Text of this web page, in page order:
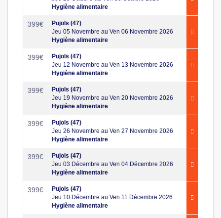
Hygiène alimentaire
399€
Pujols (47)
Jeu 05 Novembre au Ven 06 Novembre 2026
Hygiène alimentaire
399€
Pujols (47)
Jeu 12 Novembre au Ven 13 Novembre 2026
Hygiène alimentaire
399€
Pujols (47)
Jeu 19 Novembre au Ven 20 Novembre 2026
Hygiène alimentaire
399€
Pujols (47)
Jeu 26 Novembre au Ven 27 Novembre 2026
Hygiène alimentaire
399€
Pujols (47)
Jeu 03 Décembre au Ven 04 Décembre 2026
Hygiène alimentaire
399€
Pujols (47)
Jeu 10 Décembre au Ven 11 Décembre 2026
Hygiène alimentaire